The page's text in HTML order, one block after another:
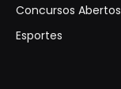
Concursos Abertos
Esportes